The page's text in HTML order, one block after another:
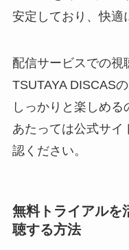
安定しており、快適
配信サービスでの視
TSUTAYA DISCAS
しっかりと楽しめ
あたっては公式サイ
認ください。
無料トライアルを
聴する方法